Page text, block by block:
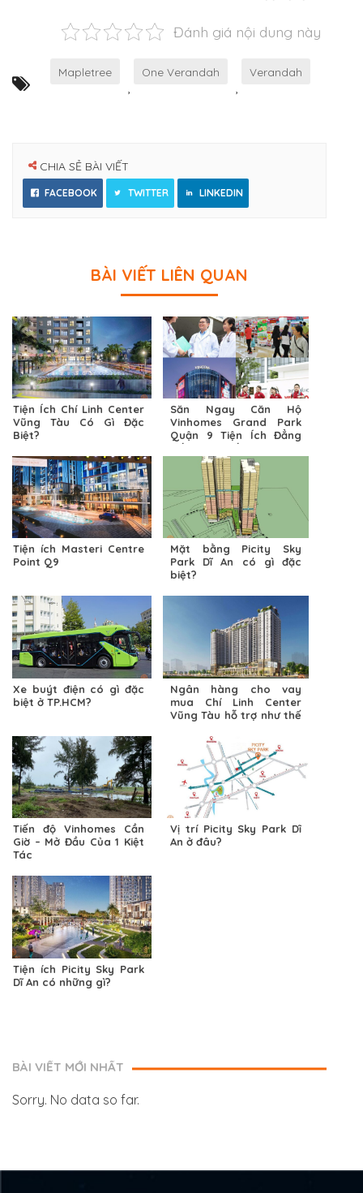
Đánh giá nội dung này
Mapletree
,
One Verandah
,
Verandah
CHIA SẺ BÀI VIẾT
FACEBOOK TWITTER LINKEDIN
BÀI VIẾT LIÊN QUAN
Tiện Ích Chí Linh Center
Vũng Tàu Có Gì Đặc
Biệt?
Săn Ngay Căn Hộ
Vinhomes Grand Park
Quận 9 Tiện Ích Đẳng
Cấp Bậc Nhất
Tiện ích Masteri Centre
Point Q9
Mặt bằng Picity Sky
Park Dĩ An có gì đặc
biệt?
Xe buýt điện có gì đặc
biệt ở TP.HCM?
Ngân hàng cho vay
mua Chí Linh Center
Vũng Tàu hỗ trợ như thế
Tiến độ Vinhomes Cần
Giờ – Mở Đầu Của 1 Kiệt
Tác
Vị trí Picity Sky Park Dĩ
An ở đâu?
Tiện ích Picity Sky Park
Dĩ An có những gì?
BÀI VIẾT MỚI NHẤT
Sorry. No data so far.